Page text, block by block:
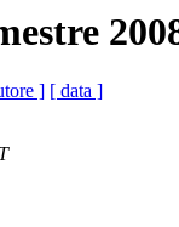
] [ data ]